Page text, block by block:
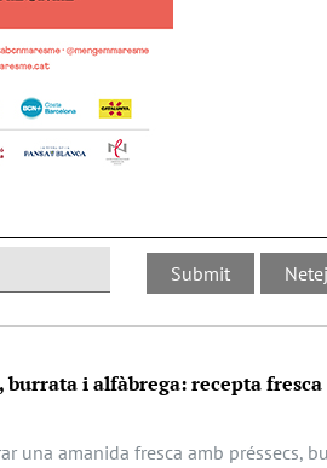
burrata i alfàbrega: recepta fresca
una amanida fresca amb préssecs,